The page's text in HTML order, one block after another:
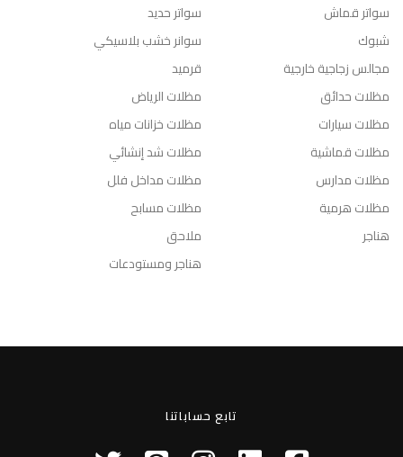
سواتر حديد
سواتر قماش
سوانر خشب بلاسيكي
شبوك
قرميد
مجالس زجاجية خارجية
مظلات الرياض
مظلات حدائق
مظلات خزانات مياه
مظلات سيارات
مظلات شد إنشائي
مظلات قماشية
مظلات مداخل فلل
مظلات مدارس
مظلات مسابح
مظلات هرمية
ملاحق
هناجر
هناجر ومستودعات
تابع حساباتنا